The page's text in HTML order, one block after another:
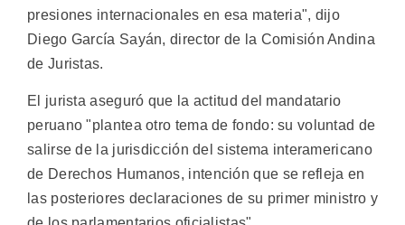
presiones internacionales en esa materia", dijo
Diego García Sayán, director de la Comisión Andina
de Juristas.
El jurista aseguró que la actitud del mandatario
peruano "plantea otro tema de fondo: su voluntad de
salirse de la jurisdicción del sistema interamericano
de Derechos Humanos, intención que se refleja en
las posteriores declaraciones de su primer ministro y